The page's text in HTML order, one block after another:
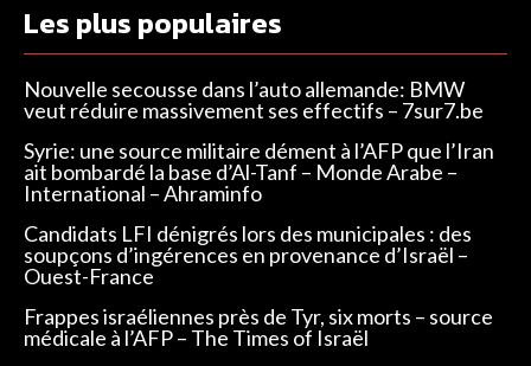
Les plus populaires
Nouvelle secousse dans l’auto allemande: BMW
veut réduire massivement ses effectifs – 7sur7.be
Syrie: une source militaire dément à l’AFP que l’Iran
ait bombardé la base d’Al-Tanf – Monde Arabe –
International – Ahraminfo
Candidats LFI dénigrés lors des municipales : des
soupçons d’ingérences en provenance d’Israël –
Ouest-France
Frappes israéliennes près de Tyr, six morts – source
médicale à l’AFP – The Times of Israël